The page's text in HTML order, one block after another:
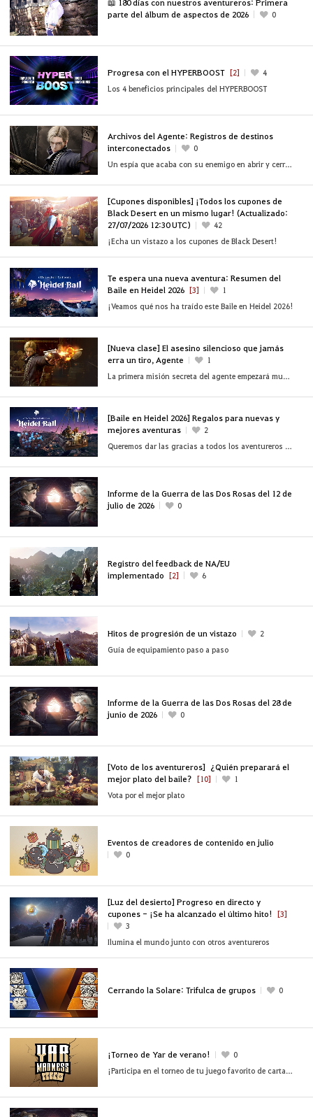
parte del álbum de aspectos de 2026
0
Progresa con el HYPERBOOST [2]
4
Los 4 beneficios principales del HYPERBOOST
Archivos del Agente: Registros de destinos
interconectados
0
Un espía que acaba con su enemigo en abrir y cerrar de ojos.
[Cupones disponibles] ¡Todos los cupones de
Black Desert en un mismo lugar! (Actualizado:
27/07/2026 12:30 UTC)
42
¡Echa un vistazo a los cupones de Black Desert!
Te espera una nueva aventura: Resumen del
Baile en Heidel 2026 [3]
1
¡Veamos qué nos ha traído este Baile en Heidel 2026!
[Nueva clase] El asesino silencioso que jamás
erra un tiro, Agente
1
La primera misión secreta del agente empezará muy pronto en Black Desert.
[Baile en Heidel 2026] Regalos para nuevas y
mejores aventuras
2
Queremos dar las gracias a todos los aventureros que nos han acompañado en este Baile en Heidel 2026.
Informe de la Guerra de las Dos Rosas del 12 de
julio de 2026
0
Registro del feedback de NA/EU
implementado [2] 6
Hitos de progresión de un vistazo
2
Guía de equipamiento paso a paso
Informe de la Guerra de las Dos Rosas del 28 de
junio de 2026
0
[Voto de los aventureros] ¿Quién preparará el
mejor plato del baile? [10]
1
Vota por el mejor plato
Eventos de creadores de contenido en julio
0
[Luz del desierto] Progreso en directo y
cupones - ¡Se ha alcanzado el último hito! [3]
3
Ilumina el mundo junto con otros aventureros
Cerrando la Solare: Trifulca de grupos 0
¡Torneo de Yar de verano!
0
¡Participa en el torneo de tu juego favorito de cartas 🃏!